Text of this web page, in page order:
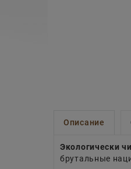
Описание
Экологически
брутальные